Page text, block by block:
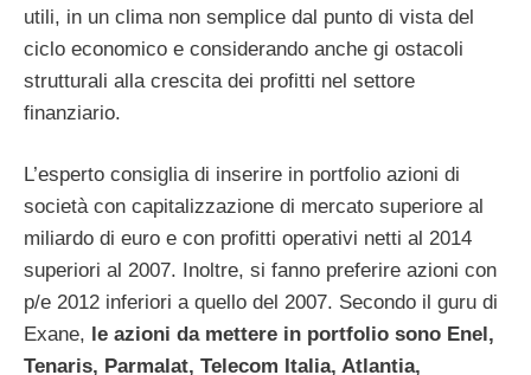
utili, in un clima non semplice dal punto di vista del
ciclo economico e considerando anche gi ostacoli
strutturali alla crescita dei profitti nel settore
finanziario.
L’esperto consiglia di inserire in portfolio azioni di
società con capitalizzazione di mercato superiore al
miliardo di euro e con profitti operativi netti al 2014
superiori al 2007. Inoltre, si fanno preferire azioni con
p/e 2012 inferiori a quello del 2007. Secondo il guru di
Exane, le azioni da mettere in portfolio sono Enel,
Tenaris, Parmalat, Telecom Italia, Atlantia,